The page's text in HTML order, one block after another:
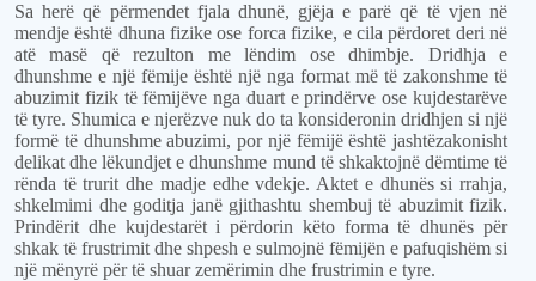
Sa herë që përmendet fjala dhunë, gjëja e parë që të vjen në
mendje është dhuna fizike ose forca fizike, e cila përdoret deri në
atë masë që rezulton me lëndim ose dhimbje. Dridhja e
dhunshme e një fëmije është një nga format më të zakonshme të
abuzimit fizik të fëmijëve nga duart e prindërve ose kujdestarëve
të tyre. Shumica e njerëzve nuk do ta konsideronin dridhjen si një
formë të dhunshme abuzimi, por një fëmijë është jashtëzakonisht
delikat dhe lëkundjet e dhunshme mund të shkaktojnë dëmtime të
rënda të trurit dhe madje edhe vdekje. Aktet e dhunës si rrahja,
shkelmimi dhe goditja janë gjithashtu shembuj të abuzimit fizik.
Prindërit dhe kujdestarët i përdorin këto forma të dhunës për
shkak të frustrimit dhe shpesh e sulmojnë fëmijën e pafuqishëm si
një mënyrë për të shuar zemërimin dhe frustrimin e tyre.